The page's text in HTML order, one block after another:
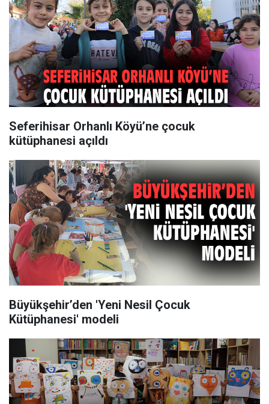
Seferihisar Orhanlı Köyü’ne çocuk
kütüphanesi açıldı
Büyükşehir’den 'Yeni Nesil Çocuk
Kütüphanesi' modeli